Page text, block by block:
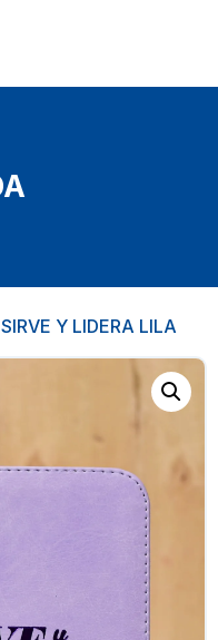
Y LIDERA LILA